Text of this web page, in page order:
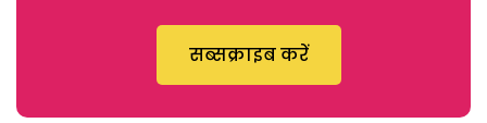
सब्सक्राइब करें